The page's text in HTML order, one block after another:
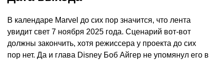
В календаре Marvel до сих пор значится, что лента
увидит свет 7 ноября 2025 года. Сценарий вот-вот
должны закончить, хотя режиссера у проекта до сих
пор нет. Да и глава Disney Боб Айгер не упомянул его в